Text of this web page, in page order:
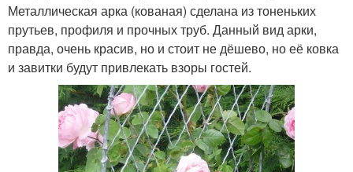
Металлическая арка (кованая) сделана из тоненьких
прутьев, профиля и прочных труб. Данный вид арки,
правда, очень красив, но и стоит не дёшево, но её ковка
и завитки будут привлекать взоры гостей.